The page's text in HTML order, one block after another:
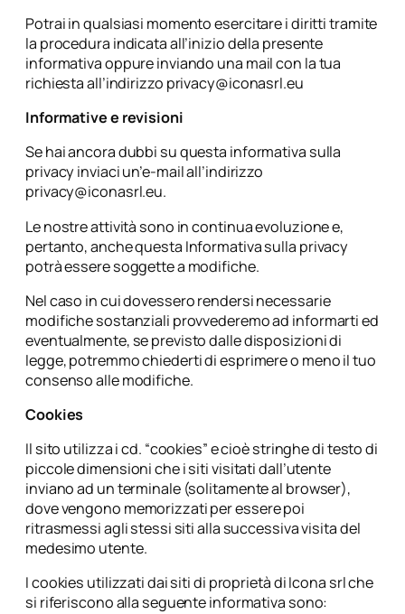
Potrai in qualsiasi momento esercitare i diritti tramite
la procedura indicata all’inizio della presente
informativa oppure inviando una mail con la tua
richiesta all’indirizzo privacy@iconasrl.eu
Informative e revisioni
Se hai ancora dubbi su questa informativa sulla
privacy inviaci un’e-mail all’indirizzo
privacy@iconasrl.eu.
Le nostre attività sono in continua evoluzione e,
pertanto, anche questa Informativa sulla privacy
potrà essere soggette a modifiche.
Nel caso in cui dovessero rendersi necessarie
modifiche sostanziali provvederemo ad informarti ed
eventualmente, se previsto dalle disposizioni di
legge, potremmo chiederti di esprimere o meno il tuo
consenso alle modifiche.
Cookies
Il sito utilizza i cd. “cookies” e cioè stringhe di testo di
piccole dimensioni che i siti visitati dall’utente
inviano ad un terminale (solitamente al browser),
dove vengono memorizzati per essere poi
ritrasmessi agli stessi siti alla successiva visita del
medesimo utente.
I cookies utilizzati dai siti di proprietà di Icona srl che
si riferiscono alla seguente informativa sono: